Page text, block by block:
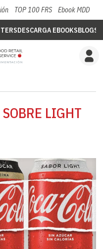
TOP 100 FRS Ebook MDD
DESCARGA EBOOKSBLOGS
LIGHT